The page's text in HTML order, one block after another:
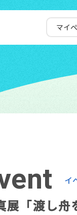
マイ
ent イ
展「渡し舟